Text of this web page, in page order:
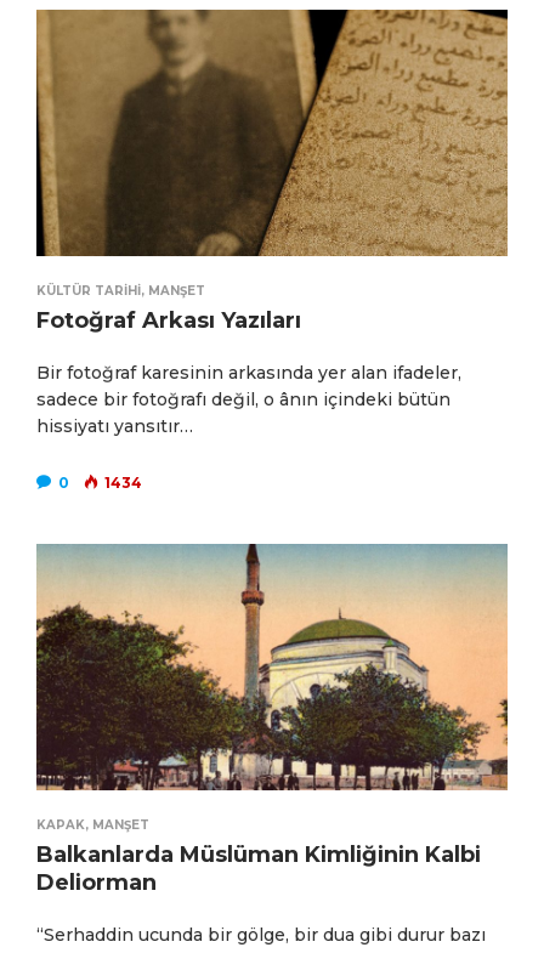
KÜLTÜR TARIHI, MANŞET
Fotoğraf Arkası Yazıları
Bir fotoğraf karesinin arkasında yer alan ifadeler,
sadece bir fotoğrafı değil, o ânın içindeki bütün
hissiyatı yansıtır…
0 1434
KAPAK, MANŞET
Balkanlarda Müslüman Kimliğinin Kalbi
Deliorman
“Serhaddin ucunda bir gölge, bir dua gibi durur bazı